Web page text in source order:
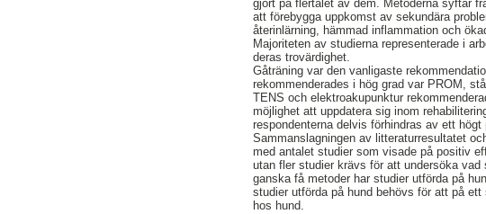
gjort på flertalet av dem. Metoderna syftar
att förebygga uppkomst av sekundära
återinlärning, hämmad inflammation och
Majoriteten av studierna representerade i
deras trovärdighet.
Gåträning var den vanligaste
rekommenderades i hög grad var PROM,
TENS och elektroakupunktur
möjlighet att uppdatera sig inom
respondenterna delvis förhindras av ett högt
Sammanslagningen av litteraturresultatet
med antalet studier som visade på positiv
utan fler studier krävs för att undersöka
ganska få metoder har studier utförda på
studier utförda på hund behövs för att på
hos hund.